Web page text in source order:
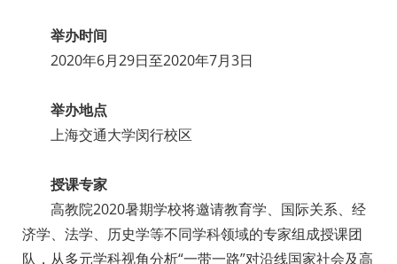
举办时间
2020年6月29日至2020年7月3日
举办地点
上海交通大学闵行校区
授课专家
高教院2020暑期学校将邀请教育学、国际关系、经
济学、法学、历史学等不同学科领域的专家组成授课团
队，从多元学科视角分析“一带一路”对沿线国家社会及高